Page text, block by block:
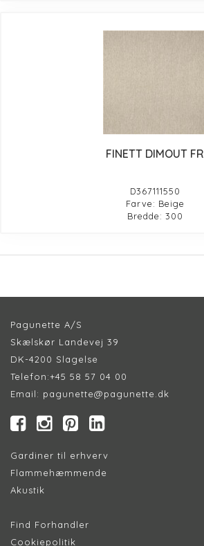
FINETT DIMOUT FR
D367111550
Farve: Beige
Bredde: 300
Pagunette A/S
Skælskør Landevej 39
DK-4200 Slagelse
Telefon:+45 58 57 04 00
Email: pagunette@pagunette.dk
Gardiner til erhverv
Flammehæmmende
Akustik
Find Forhandler
Cookiepolitik